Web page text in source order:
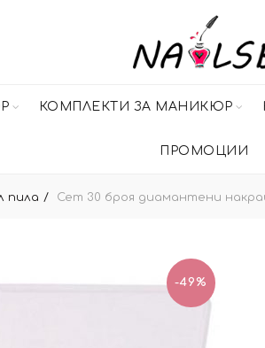
КОМПЛЕКТИ ЗА МАНИКЮР
ПРОМОЦИИ
пила Сет 30 броя диамантени
-49%